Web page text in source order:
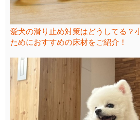
愛犬の滑り止め対策はどうしてる？
ためにおすすめの床材をご紹介！